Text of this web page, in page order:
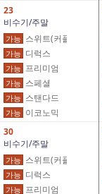
23
비수기/주말
가능 스위트(커플)
가능 디럭스
가능 프리미엄
가능 스페셜
가능 스탠다드
가능 이코노믹
30
비수기/주말
가능 스위트(커플)
가능 디럭스
가능 프리미엄